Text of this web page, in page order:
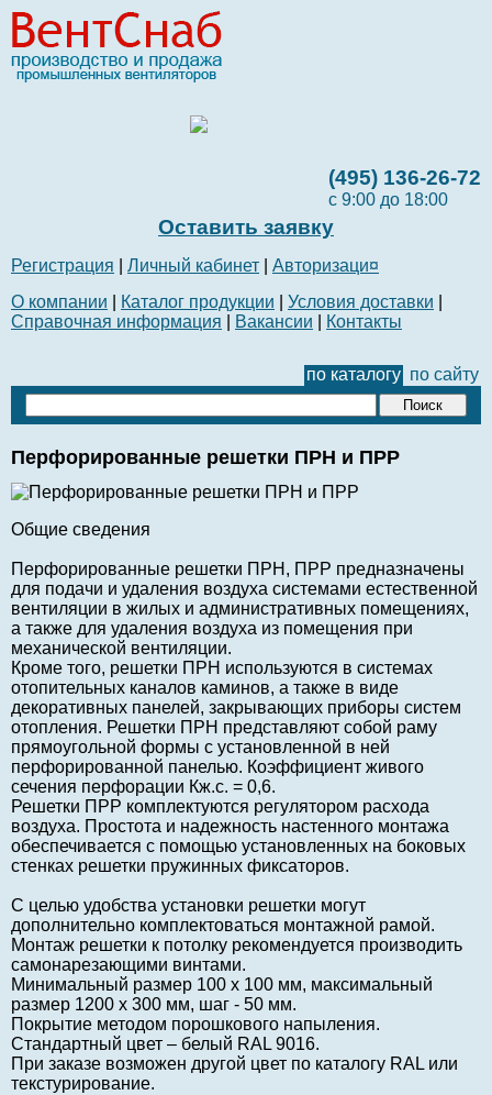
(495) 136-26-72
с 9:00 до 18:00
Оставить заявку
Регистрация Личный кабинет
Авторизаци¤
О компании
Каталог продукции Условия доставки
Справочная информация
Вакансии Контакты
по каталогу по сайту
Перфорированные решетки ПРН и ПРР
Общие сведения
Перфорированные решетки ПРН, ПРР предназначены
для подачи и удаления воздуха системами естественной
вентиляции в жилых и административных помещениях,
а также для удаления воздуха из помещения при
механической вентиляции.
Кроме того, решетки ПРН используются в системах
отопительных каналов каминов, а также в виде
декоративных панелей, закрывающих приборы систем
отопления. Решетки ПРН представляют собой раму
прямоугольной формы с установленной в ней
перфорированной панелью. Коэффициент живого
сечения перфорации Кж.с. = 0,6.
Решетки ПРР комплектуются регулятором расхода
воздуха. Простота и надежность настенного монтажа
обеспечивается с помощью установленных на боковых
стенках решетки пружинных фиксаторов.
С целью удобства установки решетки могут
дополнительно комплектоваться монтажной рамой.
Монтаж решетки к потолку рекомендуется производить
самонарезающими винтами.
Минимальный размер 100 x 100 мм, максимальный
размер 1200 х 300 мм, шаг - 50 мм.
Покрытие методом порошкового напыления.
Стандартный цвет – белый RAL 9016.
При заказе возможен другой цвет по каталогу RAL или
текстурирование.